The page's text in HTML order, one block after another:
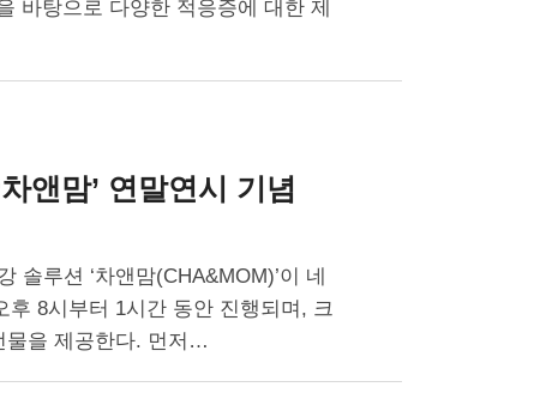
바탕으로 다양한 적응증에 대한 제
앤맘’ 연말연시 기념
솔루션 ‘차앤맘(CHA&MOM)’이 네
8시부터 1시간 동안 진행되며, 크
물을 제공한다. 먼저…